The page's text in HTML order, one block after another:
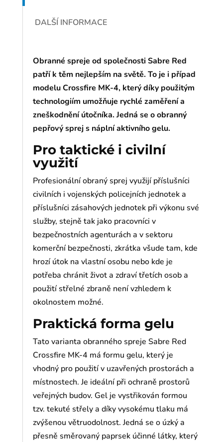
DALŠÍ INFORMACE
Obranné spreje od společnosti Sabre Red
patří k těm nejlepším na světě. To je i případ
modelu Crossfire MK-4, který díky použitým
technologiím umožňuje rychlé zaměření a
zneškodnění útočníka. Jedná se o obranný
pepřový sprej s náplní aktivního gelu.
Pro taktické i civilní
využití
Profesionální obraný sprej využijí příslušníci
civilních i vojenských policejních jednotek a
příslušníci zásahových jednotek při výkonu své
služby, stejně tak jako pracovníci v
bezpečnostních agenturách a v sektoru
komerční bezpečnosti, zkrátka všude tam, kde
hrozí útok na vlastní osobu nebo kde je
potřeba chránit život a zdraví třetích osob a
použití střelné zbraně není vzhledem k
okolnostem možné.
Praktická forma gelu
Tato varianta obranného spreje Sabre Red
Crossfire MK-4 má formu gelu, který je
vhodný pro použití v uzavřených prostorách a
místnostech. Je ideální při ochraně prostorů
veřejných budov. Gel je vystřikován formou
tzv. tekuté střely a díky vysokému tlaku má
zvýšenou větruodolnost. Jedná se o úzký a
přesně směrovaný paprsek účinné látky, který